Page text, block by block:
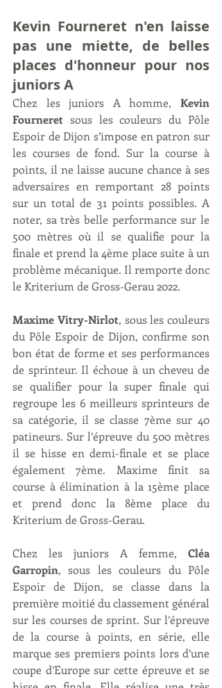
Kevin Fourneret n'en laisse
pas une miette, de belles
places d'honneur pour nos
juniors A
Chez les juniors A homme, Kevin
Fourneret sous les couleurs du Pôle
Espoir de Dijon s’impose en patron sur
les courses de fond. Sur la course à
points, il ne laisse aucune chance à ses
adversaires en remportant 28 points
sur un total de 31 points possibles. A
noter, sa très belle performance sur le
500 mètres où il se qualifie pour la
finale et prend la 4ème place suite à un
problème mécanique. Il remporte donc
le Kriterium de Gross-Gerau 2022.
Maxime Vitry-Nirlot, sous les couleurs
du Pôle Espoir de Dijon, confirme son
bon état de forme et ses performances
de sprinteur. Il échoue à un cheveu de
se qualifier pour la super finale qui
regroupe les 6 meilleurs sprinteurs de
sa catégorie, il se classe 7ème sur 40
patineurs. Sur l’épreuve du 500 mètres
il se hisse en demi-finale et se place
également 7ème. Maxime finit sa
course à élimination à la 15ème place
et prend donc la 8ème place du
Kriterium de Gross-Gerau.
Chez les juniors A femme, Cléa
Garropin, sous les couleurs du Pôle
Espoir de Dijon, se classe dans la
première moitié du classement général
sur les courses de sprint. Sur l’épreuve
de la course à points, en série, elle
marque ses premiers points lors d’une
coupe d’Europe sur cette épreuve et se